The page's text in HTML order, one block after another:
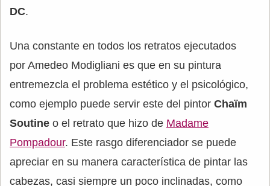
DC.
Una constante en todos los retratos ejecutados
por Amedeo Modigliani es que en su pintura
entremezcla el problema estético y el psicológico,
como ejemplo puede servir este del pintor Chaïm
Soutine o el retrato que hizo de Madame
Pompadour. Este rasgo diferenciador se puede
apreciar en su manera característica de pintar las
cabezas, casi siempre un poco inclinadas, como